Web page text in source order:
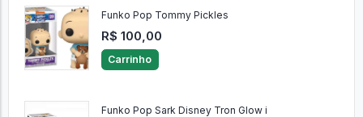
Funko Pop Tommy Pickles
R$ 100,00
Carrinho
Funko Pop Sark Disney Tron Glow i